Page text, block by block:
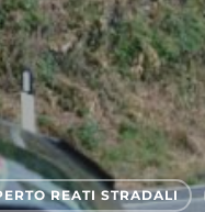
REATI STRADALI